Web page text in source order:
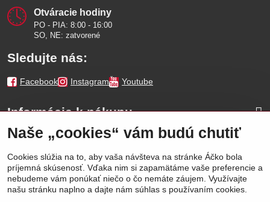
Otváracie hodiny
PO - PIA: 8:00 - 16:00
SO, NE: zatvorené
Sledujte nás:
Facebook Instagram Youtube
Informácie k nákupu
Naše značky
Výhody
Naše „cookies“ vám budú chutiť
Cookies slúžia na to, aby vaša návšteva na stránke Áčko bola
príjemná skúsenosť. Vďaka nim si zapamätáme vaše preferencie a
nebudeme vám ponúkať niečo o čo nemáte záujem. Využívajte
našu stránku naplno a dajte nám súhlas s používaním cookies.